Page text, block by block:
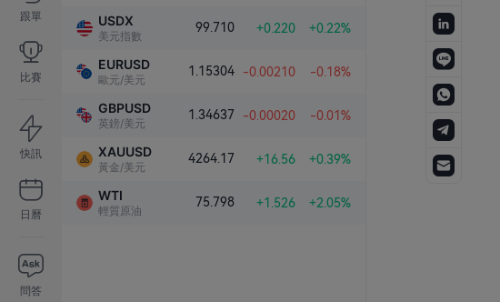
跟單
比賽
快訊
日曆
問答
USDX
美元指數
99.710 +0.220 +0.22%
EURUSD
歐元/美元
1.15304 -0.00210 -0.18%
GBPUSD
英鎊/美元
1.34637 -0.00020 -0.01%
XAUUSD
黃金/美元
4264.17 +16.56 +0.39%
WTI
輕質原油
75.798 +1.526 +2.05%